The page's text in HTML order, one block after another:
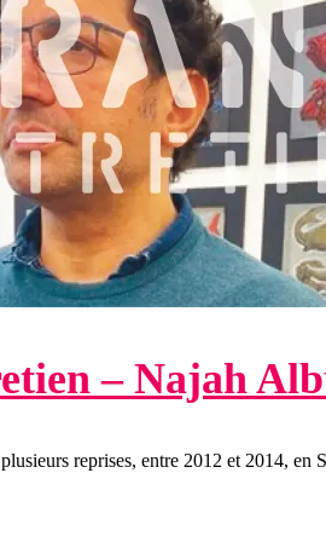
– Najah
reprises, entre 2012 et 2014,